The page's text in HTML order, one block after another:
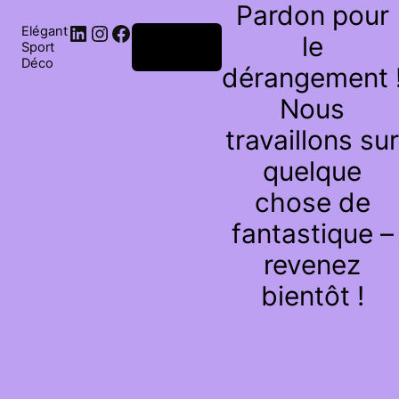
Elégant
Sport
Déco
Pardon pour
le
dérangement
Nous
travaillons sur
quelque
chose de
fantastique –
revenez
bientôt !